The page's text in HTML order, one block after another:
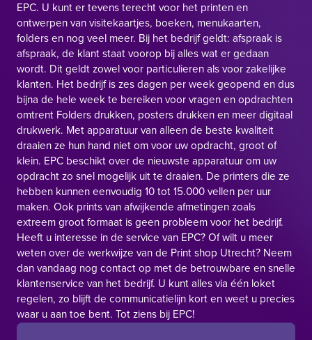
EPC. U kunt er tevens terecht voor het printen en
ontwerpen van visitekaartjes, boeken, menukaarten,
folders en nog veel meer. Bij het bedrijf geldt: afspraak is
afspraak, de klant staat voorop bij alles wat er gedaan
wordt. Dit geldt zowel voor particulieren als voor zakelijke
klanten. Het bedrijf is zes dagen per week geopend en dus
bijna de hele week te bereiken voor vragen en opdrachten
omtrent Folders drukken, posters drukken en meer digitaal
drukwerk. Met apparatuur van alleen de beste kwaliteit
draaien ze hun hand niet om voor uw opdracht, groot of
klein. EPC beschikt over de nieuwste apparatuur om uw
opdracht zo snel mogelijk uit te draaien. De printers die ze
hebben kunnen eenvoudig 10 tot 15.000 vellen per uur
maken. Ook prints van afwijkende afmetingen zoals
extreem groot formaat is geen probleem voor het bedrijf.
Heeft u interesse in de service van EPC? Of wilt u meer
weten over de werkwijze van de Print shop Utrecht? Neem
dan vandaag nog contact op met de betrouwbare en snelle
klantenservice van het bedrijf. U kunt alles via één loket
regelen, zo blijft de communicatielijn kort en weet u precies
waar u aan toe bent. Tot ziens bij EPC!